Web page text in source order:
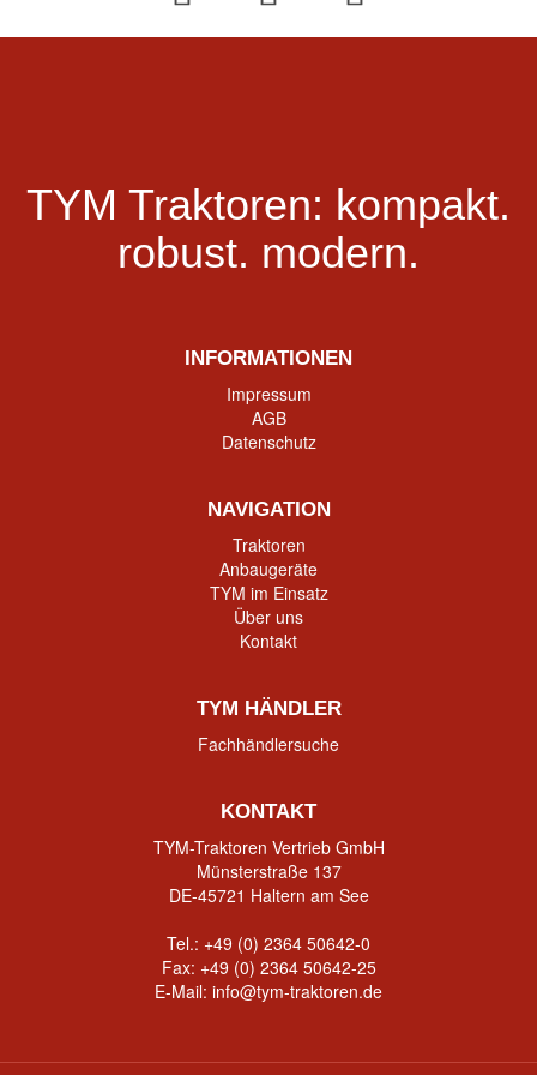
TYM Traktoren: kompakt.
robust. modern.
INFORMATIONEN
Impressum
AGB
Datenschutz
NAVIGATION
Traktoren
Anbaugeräte
TYM im Einsatz
Über uns
Kontakt
TYM HÄNDLER
Fachhändlersuche
KONTAKT
TYM-Traktoren Vertrieb GmbH
Münsterstraße 137
DE-45721 Haltern am See
Tel.: +49 (0) 2364 50642-0
Fax: +49 (0) 2364 50642-25
E-Mail: info@tym-traktoren.de